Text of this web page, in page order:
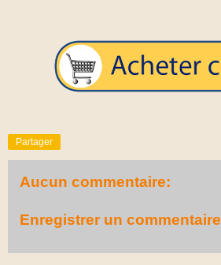
Partager
Aucun commentaire:
Enregistrer un commentaire